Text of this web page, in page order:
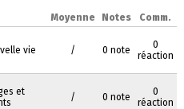
Moyenne Notes Comm.
vie / 0 note
0
réaction
et
/ 0 note
0
réaction